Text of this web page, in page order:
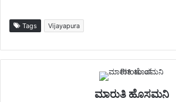
Tags Vijayapura
ಮಾರುತಿ ಹೊಸಮನಿ